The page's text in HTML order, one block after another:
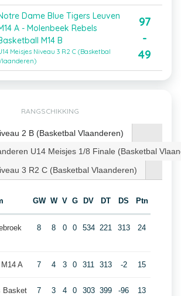
Dame Blue Tigers Leuven
A - Molenbeek Rebels
M14 B
Meisjes Niveau 3 R2 C (Basketbal
97
-
49
RANGSCHIKKING
2 B (Basketbal Vlaanderen)
U14 Meisjes 1/8 Finale (Basketbal
3 R2 C (Basketbal Vlaanderen)
GW W V G DV DT DS Ptn
8 8 0 0 534 221 313 24
A 7 4 3 0 311 313 -2 15
Basket 7 3 4 0 303 399 -96 13